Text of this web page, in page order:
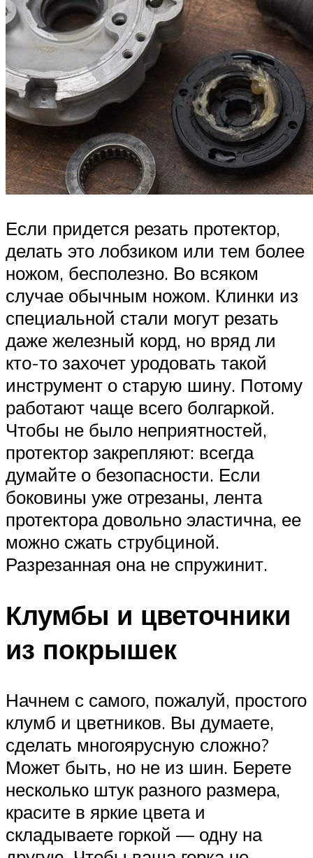
Если придется резать протектор,
делать это лобзиком или тем более
ножом, бесполезно. Во всяком
случае обычным ножом. Клинки из
специальной стали могут резать
даже железный корд, но вряд ли
кто-то захочет уродовать такой
инструмент о старую шину. Потому
работают чаще всего болгаркой.
Чтобы не было неприятностей,
протектор закрепляют: всегда
думайте о безопасности. Если
боковины уже отрезаны, лента
протектора довольно эластична, ее
можно сжать струбциной.
Разрезанная она не спружинит.
Клумбы и цветочники
из покрышек
Начнем с самого, пожалуй, простого
клумб и цветников. Вы думаете,
сделать многоярусную сложно?
Может быть, но не из шин. Берете
несколько штук разного размера,
красите в яркие цвета и
складываете горкой — одну на